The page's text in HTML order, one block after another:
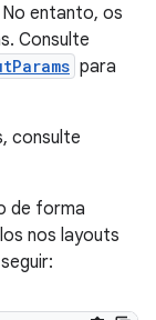
entanto, os
Consulte
para
consulte
de forma
nos layouts